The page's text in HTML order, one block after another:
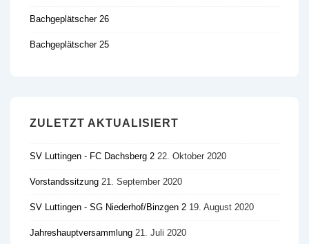
Bachgeplätscher 26
Bachgeplätscher 25
ZULETZT AKTUALISIERT
SV Luttingen - FC Dachsberg 2 22. Oktober 2020
Vorstandssitzung 21. September 2020
SV Luttingen - SG Niederhof/​Binzgen 2 19. August 2020
Jahreshauptversammlung 21. Juli 2020